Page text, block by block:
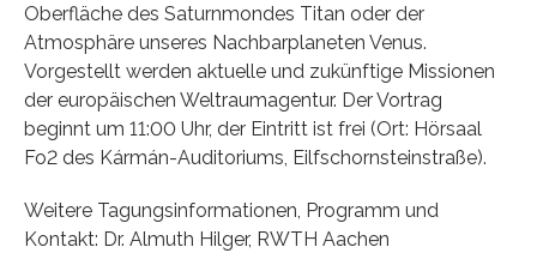
Oberfläche des Saturnmondes Titan oder der
Atmosphäre unseres Nachbarplaneten Venus.
Vorgestellt werden aktuelle und zukünftige Missionen
der europäischen Weltraumagentur. Der Vortrag
beginnt um 11:00 Uhr, der Eintritt ist frei (Ort: Hörsaal
Fo2 des Kármán-Auditoriums, Eilfschornsteinstraße).
Weitere Tagungsinformationen, Programm und
Kontakt: Dr. Almuth Hilger, RWTH Aachen